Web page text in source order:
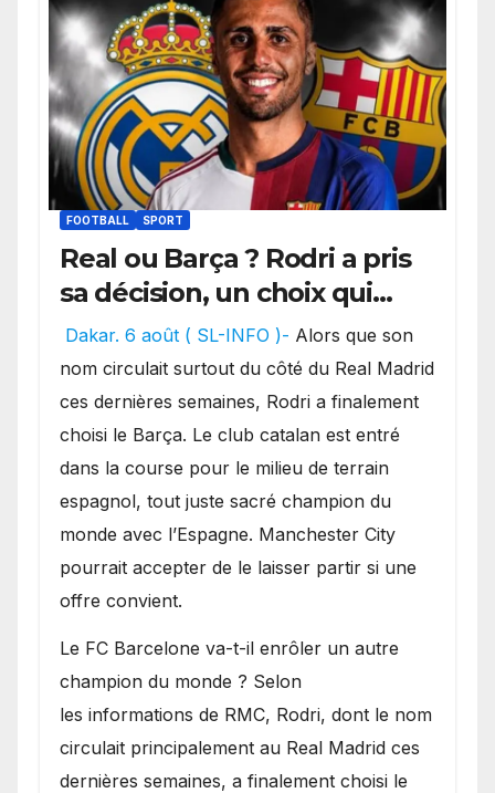
FOOTBALL SPORT
Real ou Barça ? Rodri a pris
sa décision, un choix qui
pourrait faire grand bruit
sur le marché des
transferts.
Dakar. 6 août ( SL-INFO )- Alors que son
nom circulait surtout du côté du Real Madrid
ces dernières semaines, Rodri a finalement
choisi le Barça. Le club catalan est entré
dans la course pour le milieu de terrain
espagnol, tout juste sacré champion du
monde avec l’Espagne. Manchester City
pourrait accepter de le laisser partir si une
offre convient.
​Le FC Barcelone va-t-il enrôler un autre
champion du monde ? Selon
les informations de RMC, Rodri, dont le nom
circulait principalement au Real Madrid ces
dernières semaines, a finalement choisi le